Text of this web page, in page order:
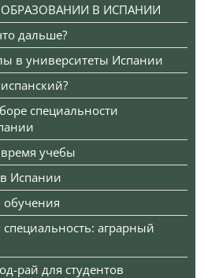
В ИСПАНИИ
дальше?
в университеты Испании
специальности
учебы
Испании
обучения
аграрный
рай для студентов